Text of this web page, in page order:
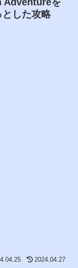
した攻略
2024.04.27